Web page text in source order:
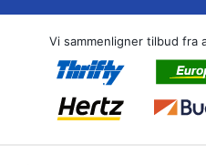
Vi sammenligner tilbud fra